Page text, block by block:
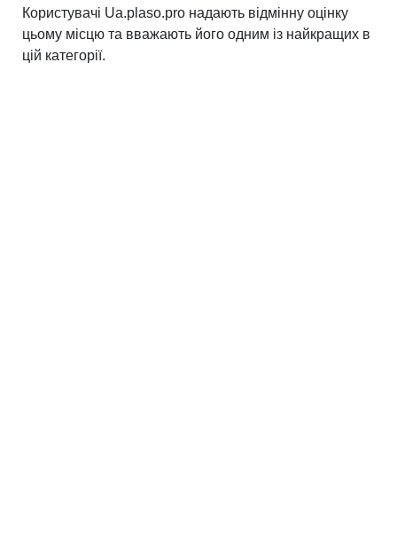
Користувачі Ua.plaso.pro надають відмінну оцінку
цьому місцю та вважають його одним із найкращих в
цій категорії.